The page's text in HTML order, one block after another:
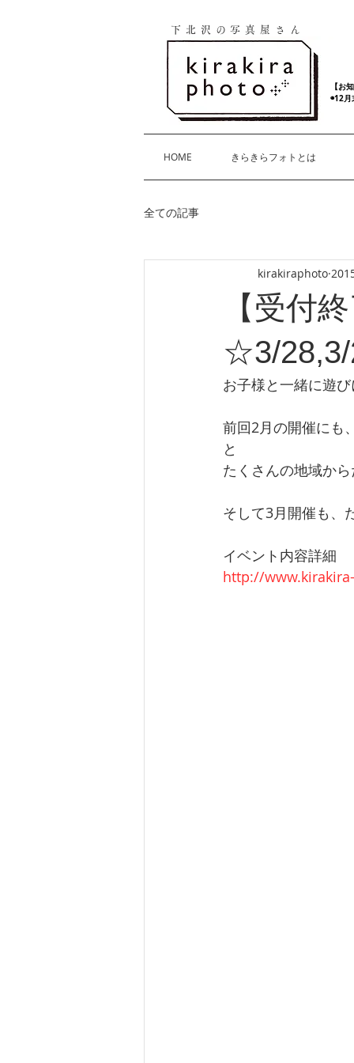
下北沢の写真屋さん
【お
◉12月
HOME きらきらフォトとは
全ての記事
【受付
☆3/28,3/
kirakiraphoto
お子様と一緒に遊
前回2月の開催にも
と
たくさんの地域か
そして3月開催も、
イベント内容詳細
http://